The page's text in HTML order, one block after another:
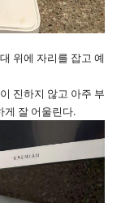
위에 자리를 잡고 예
진하지 않고 아주 부
게 잘 어울린다.